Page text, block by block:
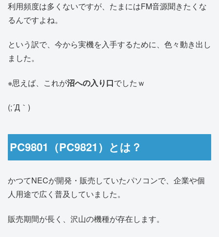
利用頻度は多くないですが、たまにはFM音源聞きたくな
るんですよね。
という訳で、今から実機を入手するために、色々動き出し
ました。
※思えば、これが沼への入り口でしたｗ
(;´Д｀)
PC9801（PC9821）とは？
かつてNECが開発・販売していたパソコンで、企業や個
人用途で広く普及していました。
販売期間が長く、沢山の機種が存在します。